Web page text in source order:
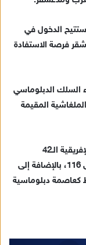
ستتيح الدخول في
فرصة الاستفادة
الدبلوماسي
المقيمة
وتشكل سفارة مدغشقر التمثيلية الدبلوماسية الإفريقية الـ42
بالمملكة، وهو ما يرفع عدد السفارات بالرباط إلى 116، بالإضافة إلى
كعاصمة دبلوماسية